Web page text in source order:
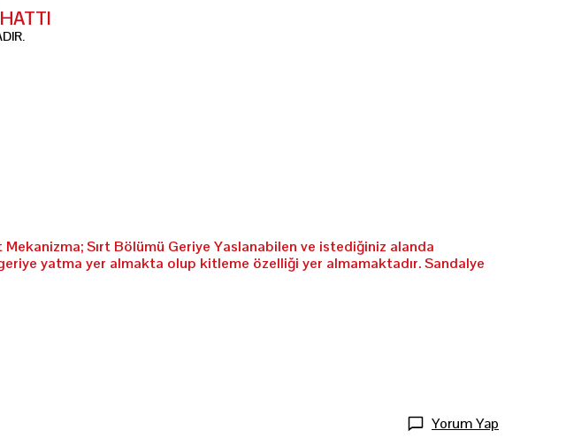
Sırt Bölümü Geriye Yaslanabilen ve istediğiniz alanda
yatma yer almakta olup kitleme özelliği yer almamaktadır. Sandalye
Yorum Yap